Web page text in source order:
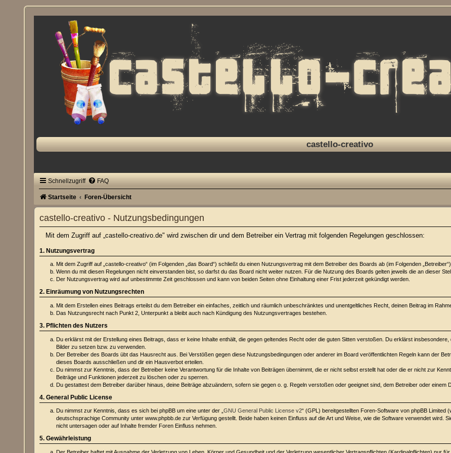
castello-creativo
Schnellzugriff FAQ
Startseite Foren-Übersicht
castello-creativo - Nutzungsbedingungen
Mit dem Zugriff auf „castello-creativo.de" wird zwischen dir und dem Betreiber ein Vertrag mit folgenden Regelungen geschlossen:
1. Nutzungsvertrag
Mit dem Zugriff auf „castello-creativo“ (im Folgenden „das Board“) schließt du einen Nutzungsvertrag mit dem Betreiber des Boards ab (im Folgenden
Wenn du mit diesen Regelungen nicht einverstanden bist, so darfst du das Board nicht weiter nutzen. Für die Nutzung des Boards gelten jeweils die an dieser
Der Nutzungsvertrag wird auf unbestimmte Zeit geschlossen und kann von beiden Seiten ohne Einhaltung einer Frist jederzeit gekündigt werden.
2. Einräumung von Nutzungsrechten
Mit dem Erstellen eines Beitrags erteilst du dem Betreiber ein einfaches, zeitlich und räumlich unbeschränktes und unentgeltliches Recht, deinen Beitrag im
Das Nutzungsrecht nach Punkt 2, Unterpunkt a bleibt auch nach Kündigung des Nutzungsvertrages bestehen.
3. Pflichten des Nutzers
Du erklärst mit der Erstellung eines Beitrags, dass er keine Inhalte enthält, die gegen geltendes Recht oder die guten Sitten verstoßen. Du erklärst
Bilder zu setzen bzw. zu verwenden.
Der Betreiber des Boards übt das Hausrecht aus. Bei Verstößen gegen diese Nutzungsbedingungen oder anderer im Board veröffentlichten Regeln kann der
dieses Boards ausschließen und dir ein Hausverbot erteilen.
Du nimmst zur Kenntnis, dass der Betreiber keine Verantwortung für die Inhalte von Beiträgen übernimmt, die er nicht selbst erstellt hat oder die er nicht zur
Beiträge und Funktionen jederzeit zu löschen oder zu sperren.
Du gestattest dem Betreiber darüber hinaus, deine Beiträge abzuändern, sofern sie gegen o. g. Regeln verstoßen oder geeignet sind, dem Betreiber oder einem
4. General Public License
Du nimmst zur Kenntnis, dass es sich bei phpBB um eine unter der „GNU General Public License v2“ (GPL) bereitgestellten Foren-Software von phpBB
deutschsprachige Community unter www.phpbb.de zur Verfügung gestellt. Beide haben keinen Einfluss auf die Art und Weise, wie die Software verwendet wird.
nicht untersagen oder auf Inhalte fremder Foren Einfluss nehmen.
5. Gewährleistung